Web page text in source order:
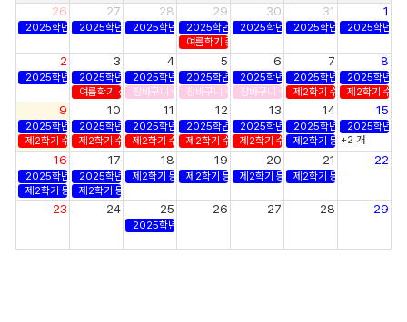
26 27 28 29 30 31 1
2025학년도 후기 졸업사정
2025학년도 후기 졸업사정
2025학년도 후기 졸업사정
2025학년도 후기 졸업사정
2025학년도 후기 졸업사정
2025학년도 후기 졸업사정
2025학년도
여름학기 종강
2 3 4 5 6 7 8
2025학년도 후기 졸업사정
2025학년도 후기 졸업사정
2025학년도 후기 졸업사정
2025학년도 후기 졸업사정
2025학년도 후기 졸업사정
2025학년도 후기 졸업사정
2025학년도
여름학기 성적 확정장바구니 수강신청장바구니 수강신청장바구니 수강신청제2학기 수강신청제2학기 수강
9 10 11 12 13 14 15
2025학년도 후기 졸업사정
2025학년도 후기 졸업사정
2025학년도 후기 졸업사정
2025학년도 후기 졸업사정
2025학년도 후기 졸업사정
2025학년도 후기 졸업사정
2025학년도
제2학기 수강신청제2학기 수강신청제2학기 수강신청제2학기 수강신청제2학기 수강신청제2학기 등록+2 개
16 17 18 19 20 21 22
2025학년도 후기 졸업사정
2025학년도 후기 졸업사정
제2학기 등록제2학기 등록제2학기 등록제2학기 등록
제2학기 등록제2학기 등록
23 24 25 26 27 28 29
2025학년도 후기 학위수여식